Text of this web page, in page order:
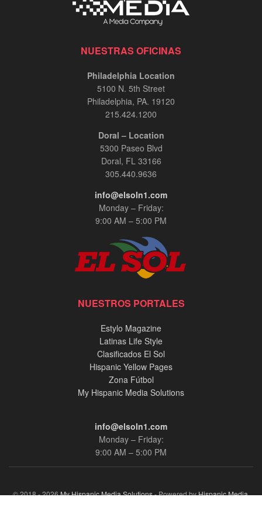
NUESTRAS OFICINAS
Philadelphia Location
5100 N. 5th Street
Philadelphia, PA. 19120
215.424.1200
Doral – Location
5300 Paseo Blvd
Doral, FL 33166
305.440.9636
info@elsoln1.com
Monday – Friday:
9:00 AM – 5:00 PM
NUESTROS PORTALES
Estylo Magazine
Latinas Life Style
Clasificados El Sol
Hispanic Yellow Pages
Zona Fútbol
My Hispanic Media Solutions
info@elsoln1.com
Monday – Friday:
9:00 AM – 5:00 PM
© 2018 - 2026My Hispanic Media Solutions- Powered byHispanic Media,